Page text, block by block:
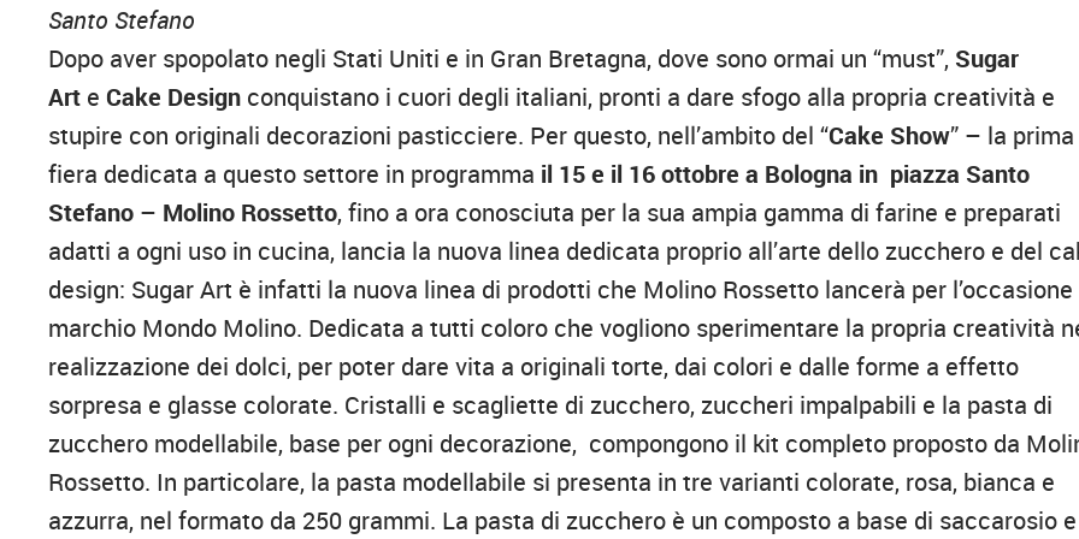
Santo Stefano
Dopo aver spopolato negli Stati Uniti e in Gran Bretagna, dove sono ormai un “must”, Sugar
Art e Cake Design conquistano i cuori degli italiani, pronti a dare sfogo alla propria creatività e
stupire con originali decorazioni pasticciere. Per questo, nell’ambito del “Cake Show” – la prima
fiera dedicata a questo settore in programma il 15 e il 16 ottobre a Bologna in piazza Santo
Stefano – Molino Rossetto, fino a ora conosciuta per la sua ampia gamma di farine e preparati
adatti a ogni uso in cucina, lancia la nuova linea dedicata proprio all’arte dello zucchero e del
design: Sugar Art è infatti la nuova linea di prodotti che Molino Rossetto lancerà per l’occasione
marchio Mondo Molino. Dedicata a tutti coloro che vogliono sperimentare la propria creatività
realizzazione dei dolci, per poter dare vita a originali torte, dai colori e dalle forme a effetto
sorpresa e glasse colorate. Cristalli e scagliette di zucchero, zuccheri impalpabili e la pasta di
zucchero modellabile, base per ogni decorazione, compongono il kit completo proposto da
Rossetto. In particolare, la pasta modellabile si presenta in tre varianti colorate, rosa, bianca e
azzurra, nel formato da 250 grammi. La pasta di zucchero è un composto a base di saccarosio e